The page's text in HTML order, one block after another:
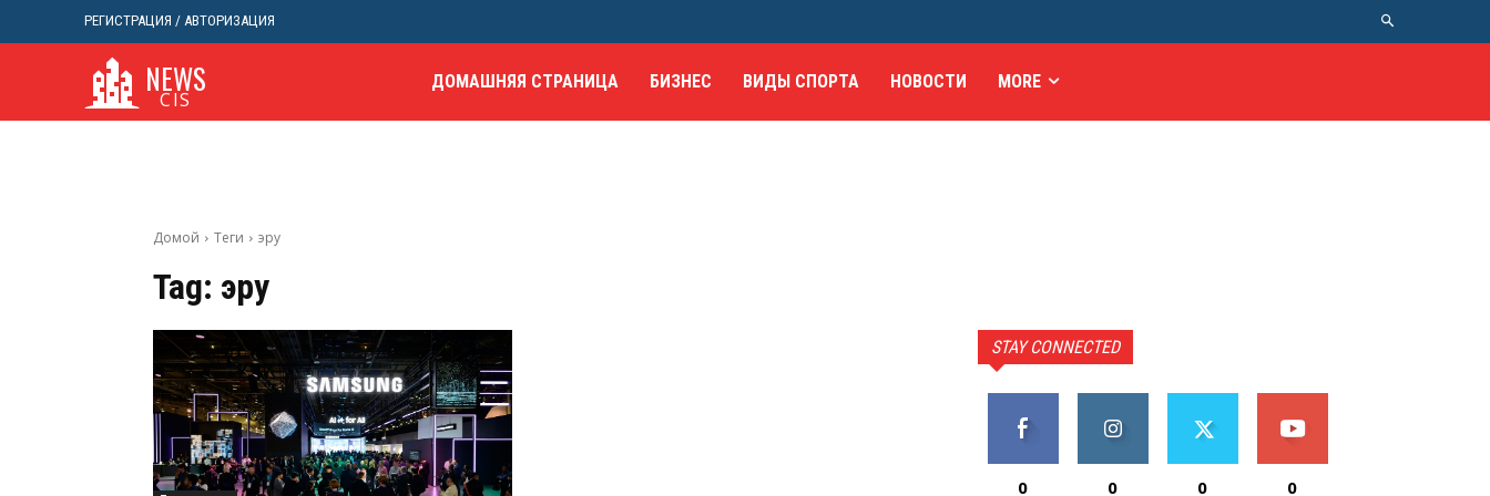
РЕГИСТРАЦИЯ / АВТОРИЗАЦИЯ
NEWS
CIS
ДОМАШНЯЯ СТРАНИЦА БИЗНЕС ВИДЫ СПОРТА НОВОСТИ MORE
Домой Теги эру
Tag: эру
STAY CONNECTED
0 0 0 0